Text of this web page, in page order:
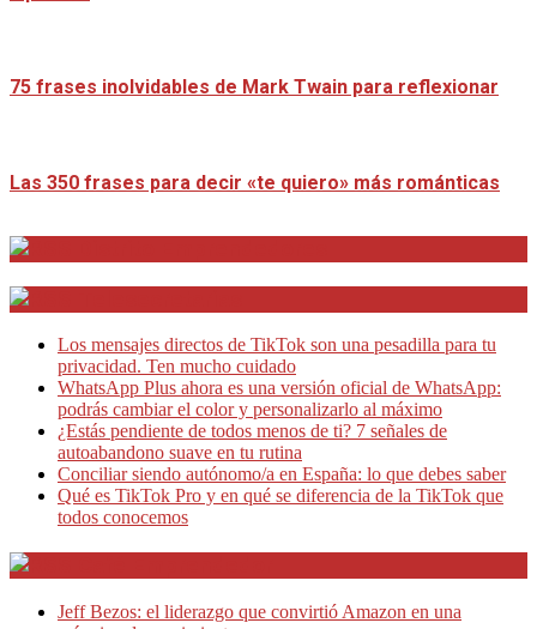
75 frases inolvidables de Mark Twain para reflexionar
Las 350 frases para decir «te quiero» más románticas
Los mensajes directos de TikTok son una pesadilla para tu
privacidad. Ten mucho cuidado
WhatsApp Plus ahora es una versión oficial de WhatsApp:
podrás cambiar el color y personalizarlo al máximo
¿Estás pendiente de todos menos de ti? 7 señales de
autoabandono suave en tu rutina
Conciliar siendo autónomo/a en España: lo que debes saber
Qué es TikTok Pro y en qué se diferencia de la TikTok que
todos conocemos
Jeff Bezos: el liderazgo que convirtió Amazon en una